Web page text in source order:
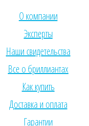
О компании
Эксперты
Наши свидетельства
Все о бриллиантах
Как купить
Доставка и оплата
Гарантии